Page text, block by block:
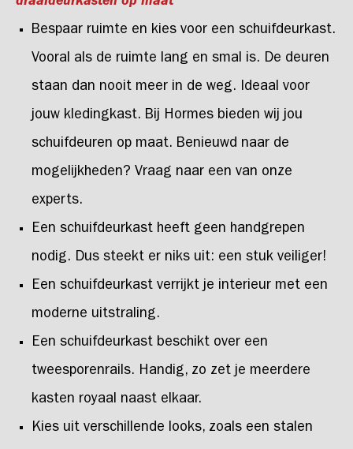
Bespaar ruimte en kies voor een schuifdeurkast.
Vooral als de ruimte lang en smal is. De deuren
staan dan nooit meer in de weg. Ideaal voor
jouw kledingkast. Bij Hormes bieden wij jou
schuifdeuren op maat. Benieuwd naar de
mogelijkheden? Vraag naar een van onze
experts.
Een schuifdeurkast heeft geen handgrepen
nodig. Dus steekt er niks uit: een stuk veiliger!
Een schuifdeurkast verrijkt je interieur met een
moderne uitstraling.
Een schuifdeurkast beschikt over een
tweesporenrails. Handig, zo zet je meerdere
kasten royaal naast elkaar.
Kies uit verschillende looks, zoals een stalen